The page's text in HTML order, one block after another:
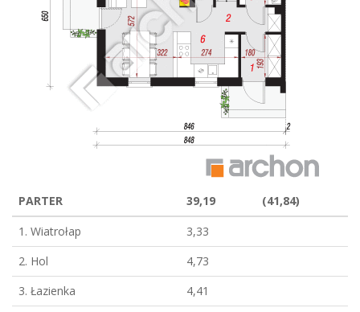
PARTER 39,19
(41,84)
1. Wiatrołap
3,33
2. Hol
4,73
3. Łazienka
4,41